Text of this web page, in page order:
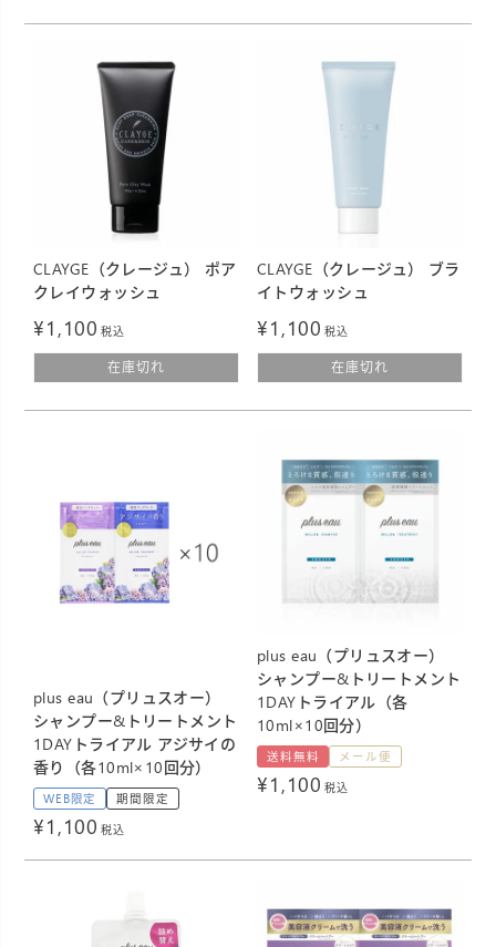
CLAYGE（クレージュ） ポア
クレイウォッシュ
¥1,100 税込
在庫切れ
CLAYGE（クレージュ） ブラ
イトウォッシュ
¥1,100 税込
在庫切れ
plus eau（プリュスオー）
シャンプー&トリートメント
1DAYトライアル アジサイの
香り（各10ml×10回分）
WEB限定 期間限定
¥1,100 税込
plus eau（プリュスオー）
シャンプー&トリートメント
1DAYトライアル（各
10ml×10回分）
送料無料 メール便
¥1,100 税込